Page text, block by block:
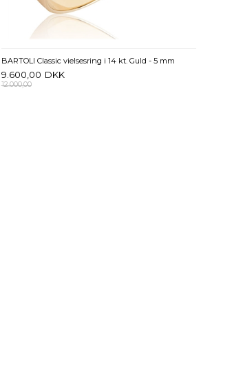
BARTOLI Classic vielsesring i 14 kt. Guld - 5 mm
9.600,00 DKK
12.000,00